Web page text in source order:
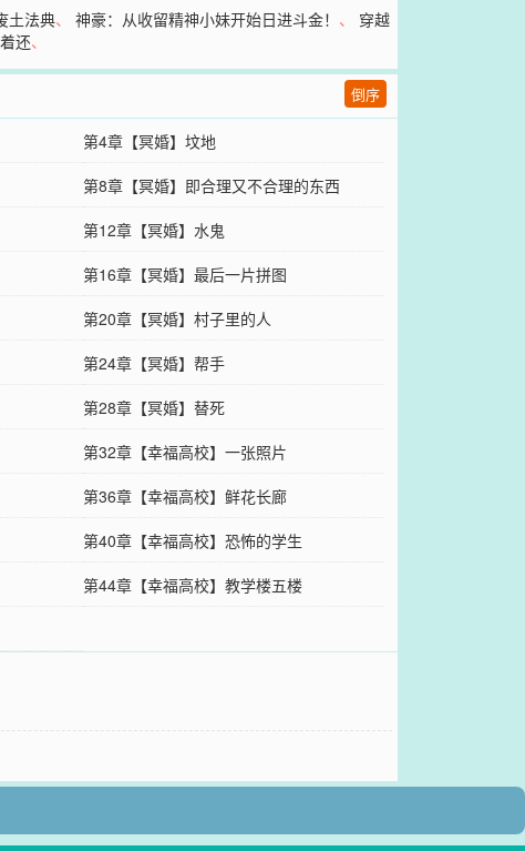
土法典、神豪：从收留精神小妹开始日进斗金！ 、 穿越
还、
倒序
第4章【冥婚】坟地
第8章【冥婚】即合理又不合理的东西
第12章【冥婚】水鬼
第16章【冥婚】最后一片拼图
第20章【冥婚】村子里的人
第24章【冥婚】帮手
第28章【冥婚】替死
第32章【幸福高校】一张照片
第36章【幸福高校】鲜花长廊
第40章【幸福高校】恐怖的学生
第44章【幸福高校】教学楼五楼